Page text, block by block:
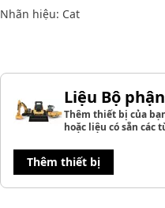
Nhãn hiệu: Cat
Liệu Bộ
Thêm thiết bị của
hoặc liệu có sẵn các
Thêm thiết bị